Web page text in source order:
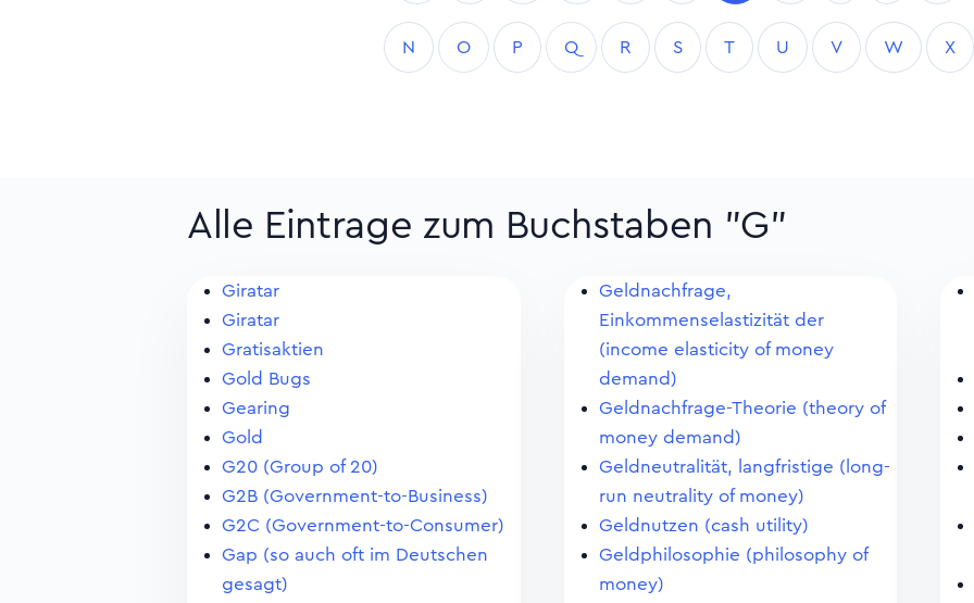
N O P Q R S T U V W X
Alle Eintrage zum Buchstaben "G"
Giratar
Giratar
Gratisaktien
Gold Bugs
Gearing
Gold
G20 (Group of 20)
G2B (Government-to-Business)
G2C (Government-to-Consumer)
Gap (so auch oft im Deutschen
gesagt)
Geldnachfrage,
Einkommenselastizität der
(income elasticity of money
demand)
Geldnachfrage-Theorie (theory of
money demand)
Geldneutralität, langfristige (long-
run neutrality of money)
Geldnutzen (cash utility)
Geldphilosophie (philosophy of
money)